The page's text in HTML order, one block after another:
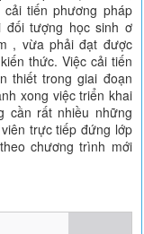
tiến phương pháp
tượng học sinh ơ
, vừa phải đạt được
thức. Việc cải tiến
thiết trong giai đoạn
xong việc triển khai
cần rất nhiều những
trực tiếp đứng lớp
chương trình mới